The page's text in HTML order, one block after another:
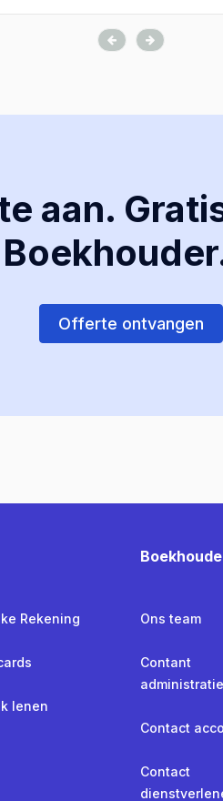
aan.
Offerte ontvangen
Rekening
lenen
Ons team
Contant
Contact
Contact